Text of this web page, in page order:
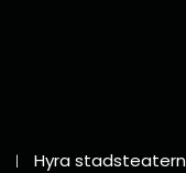
Hyra stadsteatern